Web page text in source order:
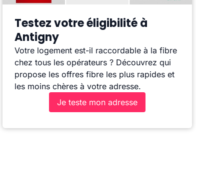
Testez votre éligibilité à
Antigny
Votre logement est-il raccordable à la fibre
chez tous les opérateurs ? Découvrez qui
propose les offres fibre les plus rapides et
les moins chères à votre adresse.
Je teste mon adresse